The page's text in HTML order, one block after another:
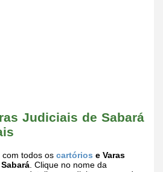
Judiciais de Sabará
com todos os cartórios e Varas
. Clique no nome da